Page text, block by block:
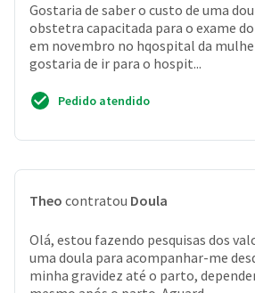
Gostaria de saber o custo de uma
obstetra capacitada para o exame
em novembro no hqospital da
gostaria de ir para o hospit...
Pedido atendido
Theo contratou Doula
Olá, estou fazendo pesquisas dos
uma doula para acompanhar-me
minha gravidez até o parto,